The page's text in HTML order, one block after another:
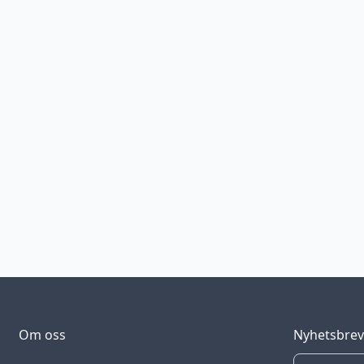
Om oss Nyhetsbrev